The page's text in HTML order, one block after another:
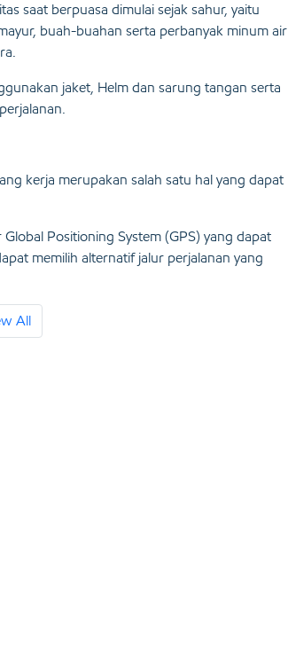
saat berpuasa dimulai sejak sahur, yaitu
buah-buahan serta perbanyak minum air
jaket, Helm dan sarung tangan serta
kerja merupakan salah satu hal yang dapat
Positioning System (GPS) yang dapat
memilih alternatif jalur perjalanan yang
All